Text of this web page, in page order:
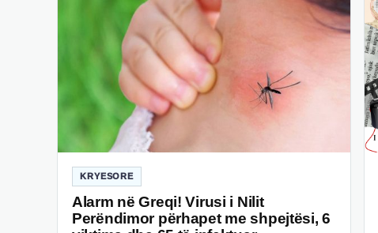
KRYESORE
Alarm në Greqi! Virusi i Nilit
Perëndimor përhapet me shpejtësi, 6